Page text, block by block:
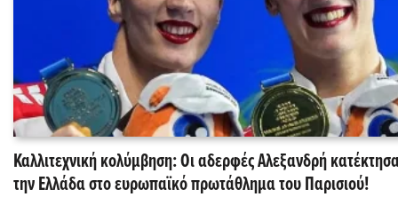
Καλλιτεχνική κολύμβηση: Οι αδερφές Αλεξανδρή
την Ελλάδα στο ευρωπαϊκό πρωτάθλημα του Παρισιού!